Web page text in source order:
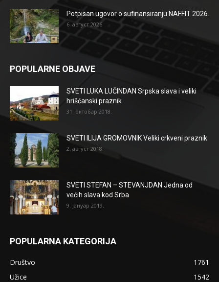
Potpisan ugovor o sufinansiranju NAFFIT 2026.
6. август 2026.
POPULARNE OBJAVE
SVETI LUKA LUČINDAN Srpska slava i veliki
hrišćanski praznik
31. октобар 2018.
SVETI ILIJA GROMOVNIK Veliki crkveni praznik
2. август 2018.
SVETI STEFAN – STEVANJDAN Jedna od
većih slava kod Srba
9. јануар 2019.
POPULARNA KATEGORIJA
Društvo
1761
Užice
1542